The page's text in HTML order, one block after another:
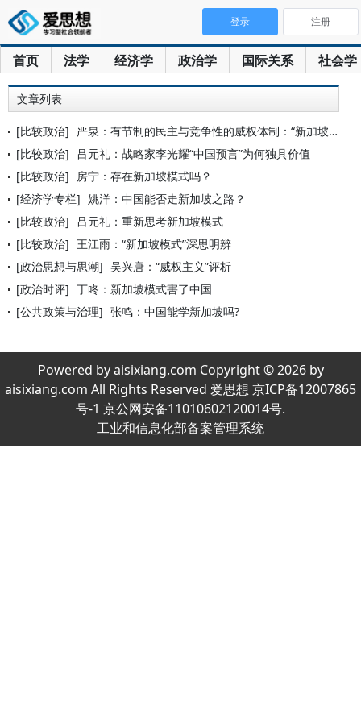
首页 法学 经济学 政治学 国际关系 社会学
登录 注册
文章列表
[比较政治] 严泉：有节制的民主与竞争性的威权体制：“新加坡模式”能走多远
[比较政治]
吕元礼：战略家李光耀“中国预言”为何独具价值
[比较政治] 房宁：存在新加坡模式吗？
[经济学专栏] 姚洋：中国能否走新加坡之路？
[比较政治]
吕元礼：重新思考新加坡模式
[比较政治] 王江雨：“新加坡模式”深思明辨
[政治思想与思潮] 吴兴唐：“威权主义”评析
[政治时评] 丁咚：新加坡模式害了中国
[公共政策与治理] 张鸣：中国能学新加坡吗?
Powered by aisixiang.com Copyright © 2026 by
aisixiang.com All Rights Reserved 爱思想 京ICP备12007865
号-1 京公网安备11010602120014号.
工业和信息化部备案管理系统